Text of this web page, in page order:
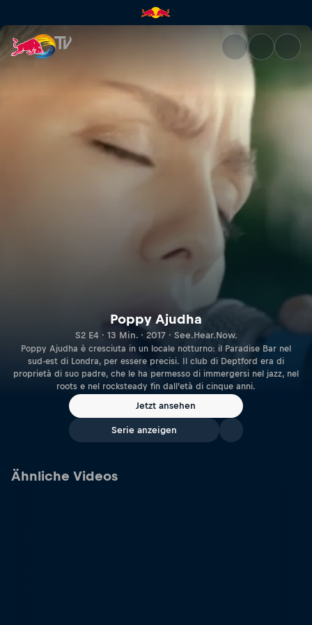
Poppy Ajudha
S2 E4 · 13 Min. · 2017 · See.Hear.Now.
Poppy Ajudha è cresciuta in un locale notturno: il Paradise Bar nel
sud-est di Londra, per essere precisi. Il club di Deptford era di
proprietà di suo padre, che le ha permesso di immergersi nel jazz, nel
roots e nel rocksteady fin dall’età di cinque anni.
Jetzt ansehen
Serie anzeigen
Ähnliche Videos